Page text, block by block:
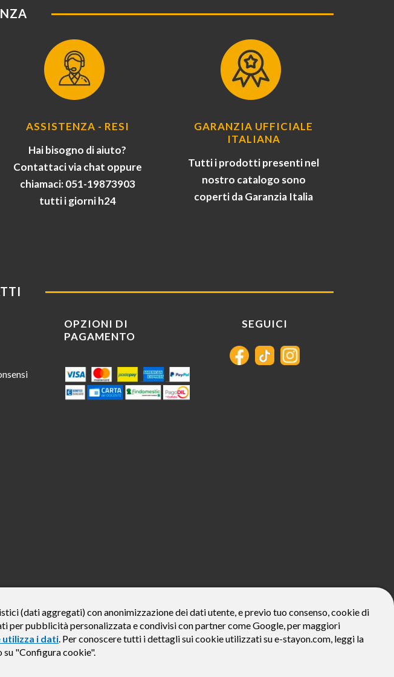
ASSISTENZA - RESI
Hai bisogno di aiuto?
Contattaci via chat oppure
chiamaci: 051-19873903
tutti i giorni h24
GARANZIA UFFICIALE
ITALIANA
Tutti i prodotti presenti nel
nostro catalogo sono
coperti da Garanzia Italia
OPZIONI DI
PAGAMENTO
SEGUICI
come da esempio rappresentativo: Prezzo del bene € 800, Tan fisso 12,24% Taeg 12,95%, in 23
€ 920. Decorrenza media della prima rata a 90 giorni. Al fine di gestire le tue spese in modo
di prendere visione di tutte le condizioni economiche e contrattuali, facendo riferimento
(dati aggregati) con anonimizzazione dei dati utente, e previo tuo consenso, cookie di
pubblicità personalizzata e condivisi con partner come Google, per maggiori
utilizza i dati. Per conoscere tutti i dettagli sui cookie utilizzati su e-stayon.com, leggi la
su "Configura cookie".